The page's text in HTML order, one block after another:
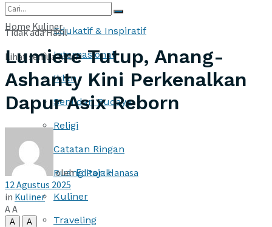
Edukatif & Inspiratif
Internasional
Iklan
Seni dan Budaya
Religi
Catatan Ringan
Ruang Pajak
Kuliner
Traveling
Tidak ada Hasil
Lihat semua hasil
Home Kuliner
Lumiere Tutup, Anang-
Ashanty Kini Perkenalkan
Dapur Asix Reborn
olehEditor : Hanasa
12 Agustus 2025
in Kuliner
AA
A
A